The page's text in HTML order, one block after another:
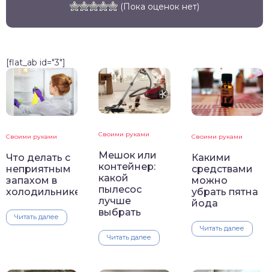
(Пока оценок нет)
[flat_ab id="3"]
Своими руками
Что делать с
неприятным
запахом в
холодильнике
Читать далее
Своими руками
Мешок или
контейнер:
какой
пылесос
лучше
выбрать
Читать далее
Своими руками
Какими
средствами
можно
убрать пятна
йода
Читать далее